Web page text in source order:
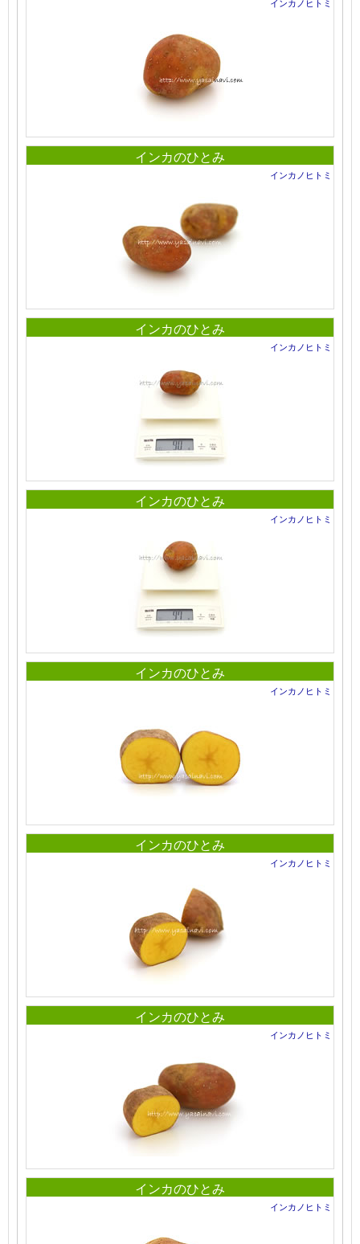
インカのひとみ
インカノヒトミ
インカのひとみ
インカノヒトミ
インカのひとみ
インカノヒトミ
インカのひとみ
インカノヒトミ
インカのひとみ
インカノヒトミ
インカのひとみ
インカノヒトミ
インカのひとみ
インカノヒトミ